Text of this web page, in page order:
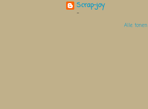
Scrap-joy
-
Alle tonen